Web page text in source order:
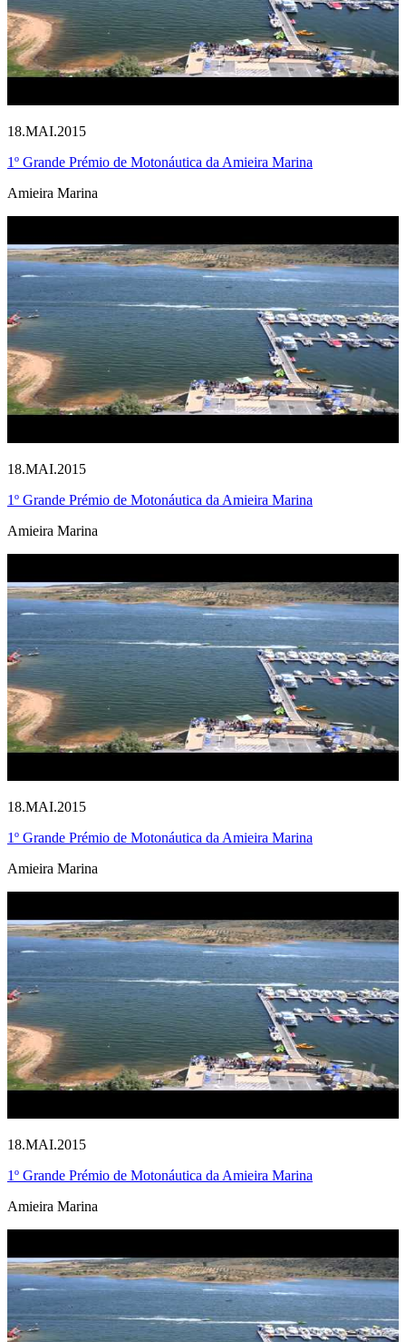
18.MAI.2015
1º Grande Prémio de Motonáutica da Amieira Marina
Amieira Marina
18.MAI.2015
1º Grande Prémio de Motonáutica da Amieira Marina
Amieira Marina
18.MAI.2015
1º Grande Prémio de Motonáutica da Amieira Marina
Amieira Marina
18.MAI.2015
1º Grande Prémio de Motonáutica da Amieira Marina
Amieira Marina